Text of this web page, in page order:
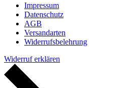
Impressum
Datenschutz
AGB
Versandarten
Widerrufsbelehrung
Widerruf erklären